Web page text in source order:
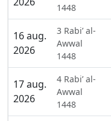
1448
16 aug.
2026
3 Rabi’ al-
Awwal
1448
17 aug.
2026
4 Rabi’ al-
Awwal
1448